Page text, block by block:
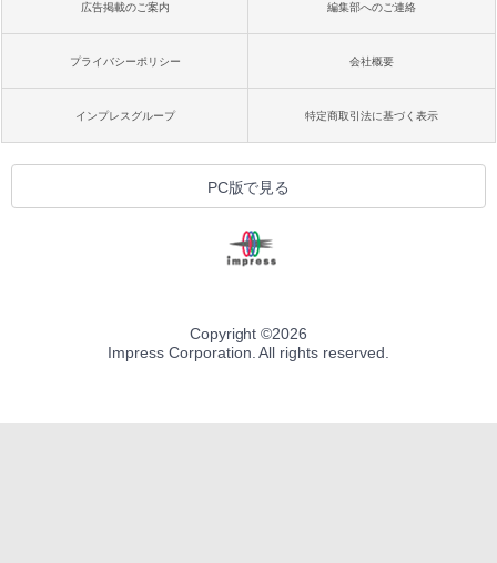
広告掲載のご案内 編集部へのご連絡
プライバシーポリシー 会社概要
インプレスグループ 特定商取引法に基づく表示
PC版で見る
Copyright ©2026
Impress Corporation. All rights reserved.